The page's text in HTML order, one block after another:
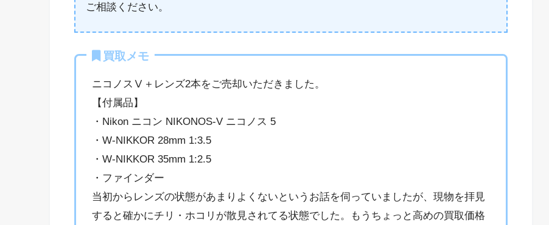
ご相談ください。
買取メモ
ニコノスⅤ＋レンズ2本をご売却いただきました。
【付属品】
・Nikon ニコン NIKONOS-V ニコノス 5
・W-NIKKOR 28mm 1:3.5
・W-NIKKOR 35mm 1:2.5
・ファインダー
当初からレンズの状態があまりよくないというお話を伺っていましたが、現物を拝見
すると確かにチリ・ホコリが散見されてる状態でした。もうちょっと高めの買取価格